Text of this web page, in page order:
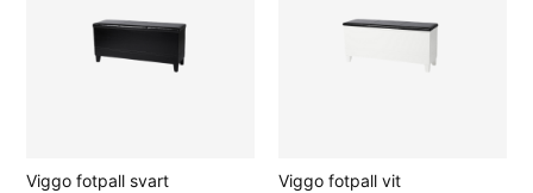
Viggo fotpall svart Viggo fotpall vit